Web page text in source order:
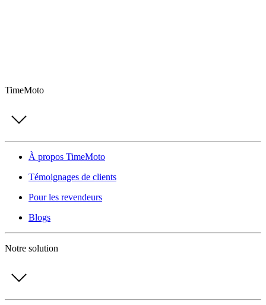
TimeMoto
À propos TimeMoto
Témoignages de clients
Pour les revendeurs
Blogs
Notre solution